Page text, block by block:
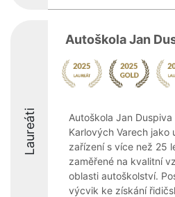
Laureáti
Autoškola Jan
Autoškola Jan
Karlových Varech jako
zařízení s více než 25
zaměřené na kvalitní
oblasti autoškolství.
výcvik ke získání